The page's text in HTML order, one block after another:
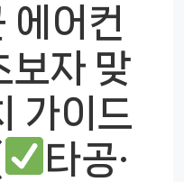
에어컨
보자 맞
가이드
타공·